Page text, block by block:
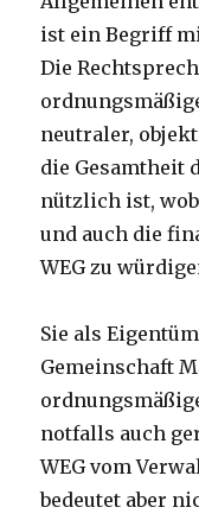
ist ein Begriff
Die
neutraler,
die Gesamtheit
nützlich ist,
und auch die
WEG zu
Sie als
Gemeinschaft
notfalls auch
WEG vom
bedeutet aber